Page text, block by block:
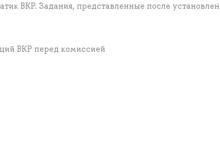
ВКР. Задания, представленные после
ВКР перед комиссией